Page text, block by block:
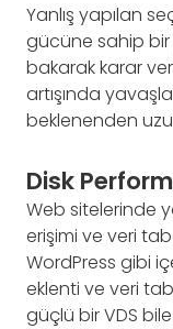
Yanlış yapılan
gücüne sahip bir
bakarak karar
artışında
beklenenden
Disk
Web sitelerinde
erişimi ve veri
WordPress gibi
eklenti ve veri
güçlü bir VDS